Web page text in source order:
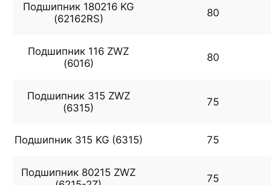
Подшипник 180216 KG
(62162RS)
80
Подшипник 116 ZWZ
(6016)
80
Подшипник 315 ZWZ
(6315)
75
Подшипник 315 KG (6315) 75
Подшипник 80215 ZWZ
75